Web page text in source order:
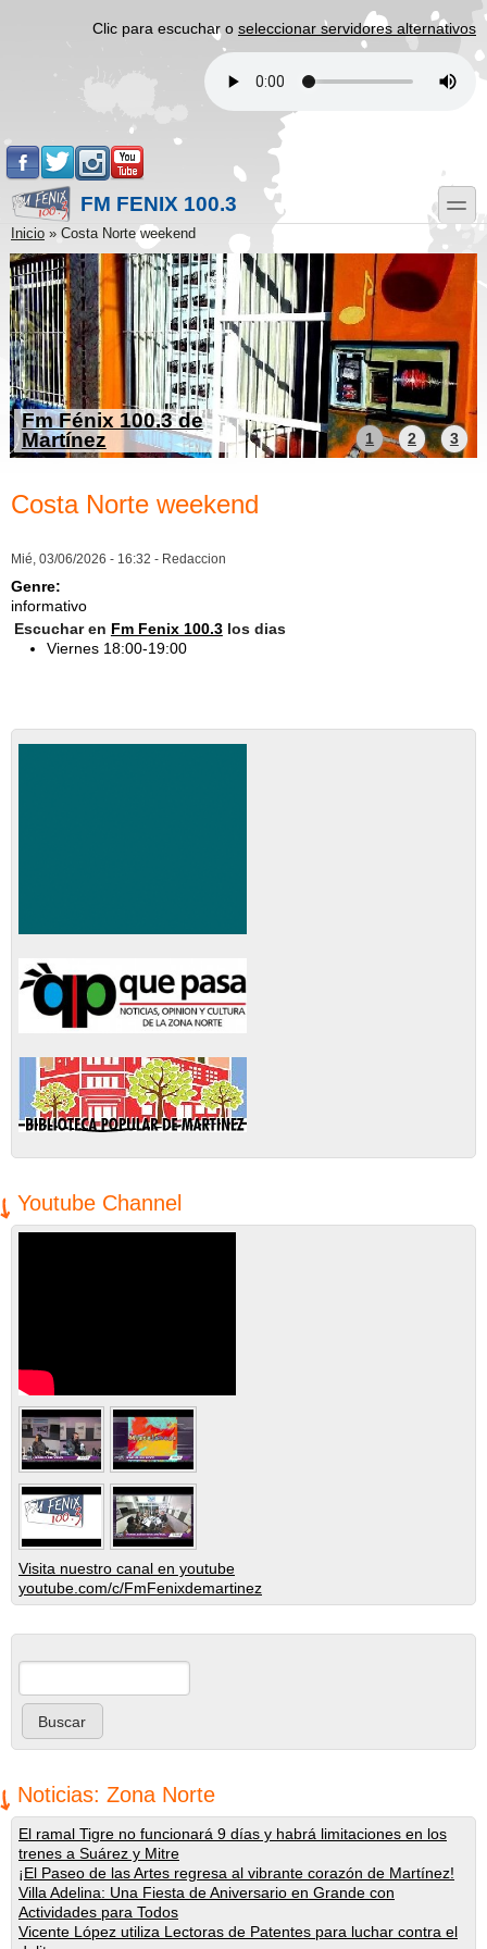
Clic para escuchar o seleccionar servidores alternativos
. . .
FM FENIX 100.3
toggle
Usted está aquí
Inicio » Costa Norte weekend
Fm Fénix 100.3 de
Martínez
1 2 3
Costa Norte weekend
Mié, 03/06/2026 - 16:32 - Redaccion
Genre:
informativo
Escuchar en Fm Fenix 100.3los dias
Viernes 18:00-19:00
Youtube Channel
Visita nuestro canal en youtube
youtube.com/c/FmFenixdemartinez
Formulario de búsqueda
Buscar
Noticias: Zona Norte
El ramal Tigre no funcionará 9 días y habrá limitaciones en los
trenes a Suárez y Mitre
¡El Paseo de las Artes regresa al vibrante corazón de Martínez!
Villa Adelina: Una Fiesta de Aniversario en Grande con
Actividades para Todos
Vicente López utiliza Lectoras de Patentes para luchar contra el